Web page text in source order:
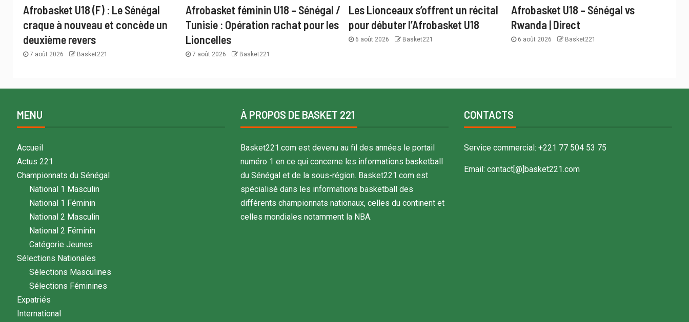
Afrobasket U18 (F) : Le Sénégal
craque à nouveau et concède un
deuxième revers
7 août 2026 Basket221
Afrobasket féminin U18 – Sénégal /
Tunisie : Opération rachat pour les
Lioncelles
7 août 2026 Basket221
Les Lionceaux s’offrent un récital
pour débuter l’Afrobasket U18
6 août 2026 Basket221
Afrobasket U18 – Sénégal vs
Rwanda | Direct
6 août 2026 Basket221
MENU
Accueil
Actus 221
Championnats du Sénégal
National 1 Masculin
National 1 Féminin
National 2 Masculin
National 2 Féminin
Catégorie Jeunes
Sélections Nationales
Sélections Masculines
Sélections Féminines
Expatriés
International
À PROPOS DE BASKET 221
Basket221.com est devenu au fil des années le portail
numéro 1 en ce qui concerne les informations basketball
du Sénégal et de la sous-région. Basket221.com est
spécialisé dans les informations basketball des
différents championnats nationaux, celles du continent et
celles mondiales notamment la NBA.
CONTACTS
Service commercial: +221 77 504 53 75
Email: contact[@]basket221.com